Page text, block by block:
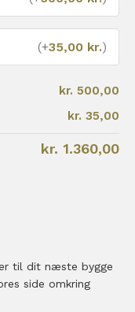
(+35,00 kr.)
kr. 500,00
kr. 35,00
kr. 1.360,00
til dit næste bygge
side omkring